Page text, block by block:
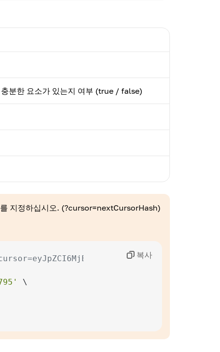
분한 요소가 있는지 여부 (true / false)
지정하십시오. (?cursor=nextCursorHash)
복사